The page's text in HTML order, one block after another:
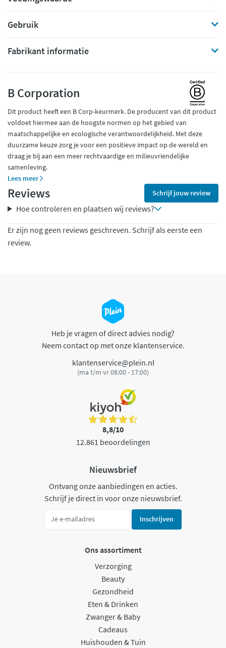
Gebruik
Fabrikant informatie
B Corporation
Dit product heeft een B Corp-keurmerk. De producent van dit product
voldoet hiermee aan de hoogste normen op het gebied van
maatschappelijke en ecologische verantwoordelijkheid. Met deze
duurzame keuze zorg je voor een positieve impact op de wereld en
draag je bij aan een meer rechtvaardige en milieuvriendelijke
samenleving.
Lees meer
Reviews Schrijf jouw review
Hoe controleren en plaatsen wij reviews?
Er zijn nog geen reviews geschreven. Schrijf als eerste een
review.
Heb je vragen of direct advies nodig?
Neem contact op met onze klantenservice.
klantenservice@plein.nl
(ma t/m vr 08:00 - 17:00)
8,8/10
12.861 beoordelingen
Nieuwsbrief
Ontvang onze aanbiedingen en acties.
Schrijf je direct in voor onze nieuwsbrief.
Inschrijven
Ons assortiment
Verzorging
Beauty
Gezondheid
Eten & Drinken
Zwanger & Baby
Cadeaus
Huishouden & Tuin